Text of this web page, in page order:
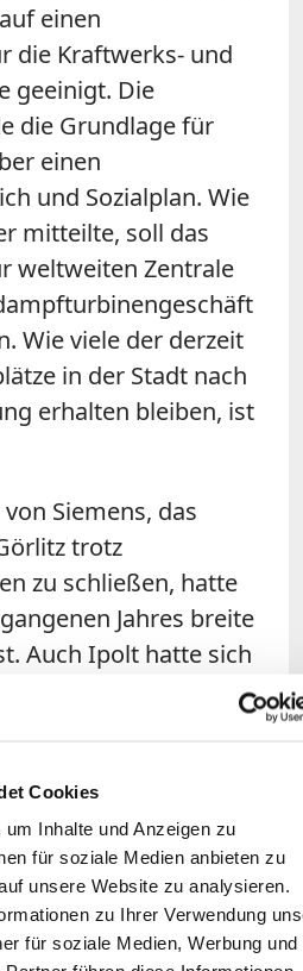
Cookies
Inhalte und Anzeigen zu
für soziale Medien anbieten zu
unsere Website zu analysieren.
zu Ihrer Verwendung
für soziale Medien, Werbung und
einen
die Kraftwerks- und
geeinigt. Die
die Grundlage für
einen
und Sozialplan. Wie
mitteilte, soll das
weltweiten Zentrale
Wie viele der derzeit
in der Stadt nach
erhalten bleiben, ist
Siemens, das
trotz
zu schließen, hatte
Jahres breite
Auch Ipolt hatte sich
(mkr/stz)